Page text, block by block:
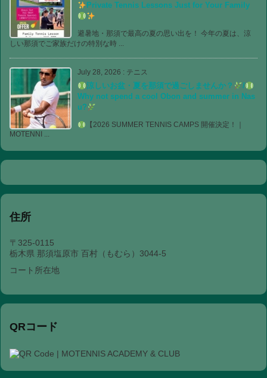
Private Tennis Lessons Just for Your Family
避暑地・那須で最高の夏の思い出を！ 今年の夏は、涼
しい那須でご家族だけの特別な時 ...
July 28, 2026 : テニス
涼しいお盆・夏を那須で過ごしませんか？
/
Why not spend a cool Obon and summer in Nas
u?
【2026 SUMMER TENNIS CAMPS 開催決定！｜
MOTENNI ...
住所
〒325-0115
栃木県 那須塩原市 百村（もむら）3044-5
コート所在地
QRコード